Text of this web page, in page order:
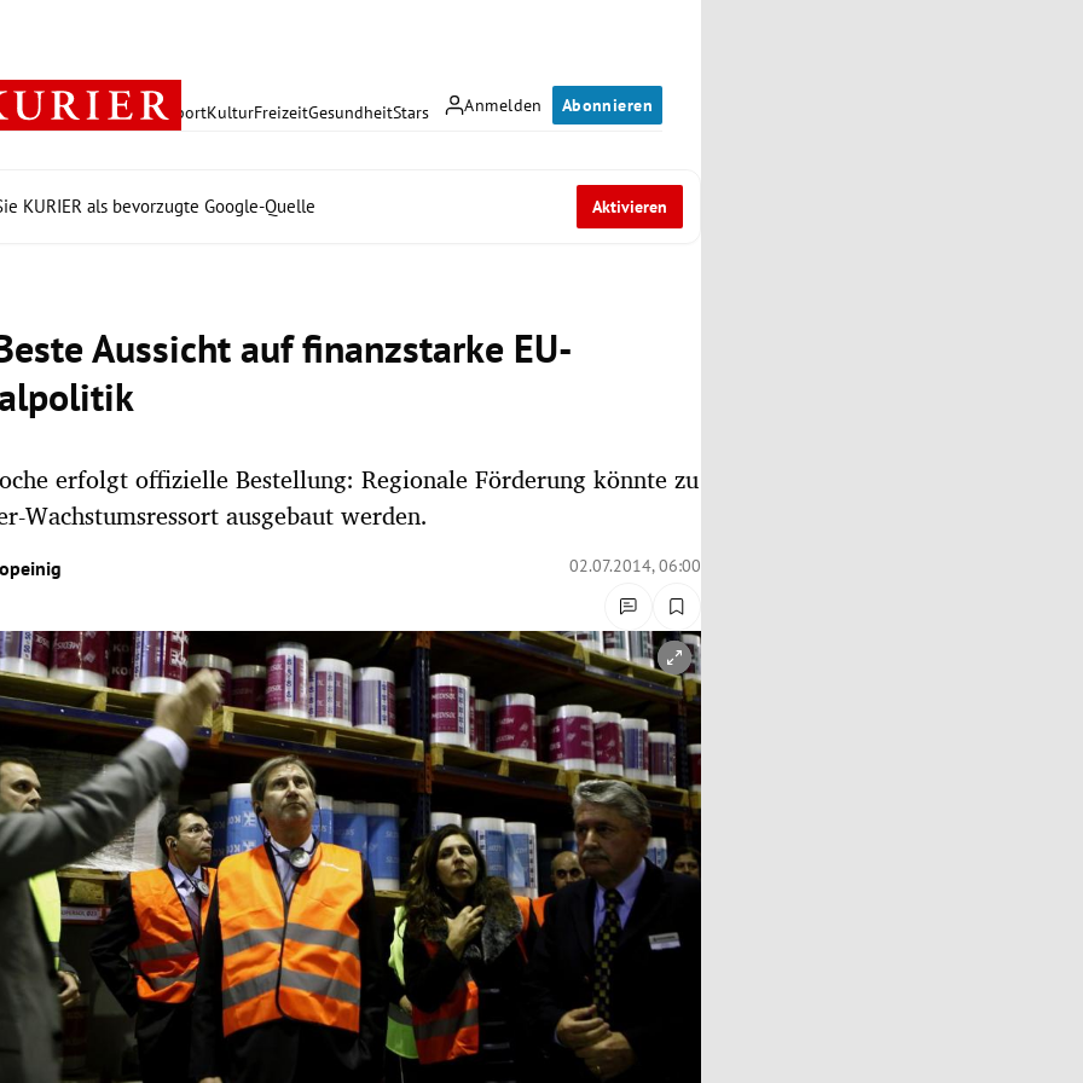
Anmelden Abonnieren
PolitikWirtschaft SportKulturFreizeitGesundheitStars
KURIER als bevorzugte Google-Quelle Aktivieren
Aussicht auf finanzstarke EU-
erfolgt offizielle Bestellung: Regionale Förderung könnte zu
Wachstumsressort ausgebaut werden.
02.07.2014, 06:00
öffnen/schließen